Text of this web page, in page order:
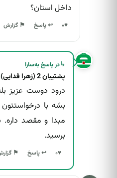
داخل استان؟
♥۰ ↩ پاسخ ⚑ گزارش
↳در پاسخ بهسارا
پشتیبان 2 (زهرا فدایی)
درود دوست عزیز
بشه با
مبدا و مقصد داره.
برسید.
♥۰ ↩ پاسخ ⚑